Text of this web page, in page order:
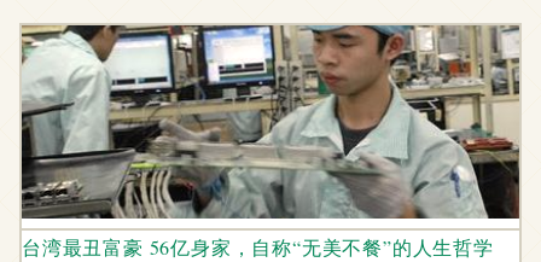
台湾最丑富豪 56亿身家，自称“无美不餐”的人生哲学